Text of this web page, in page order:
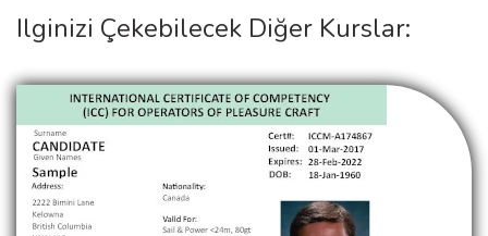
Ilginizi Çekebilecek Diğer Kurslar: